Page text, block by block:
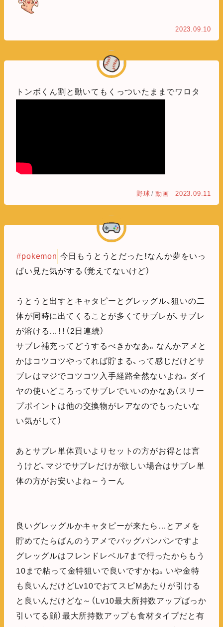
2023.09.10
トンボくん割と動いてもくっついたままでワロタ
野球 / 動画 2023.09.11
#pokemon 今日もうとうとだった！なんか夢をいっ
ぱい見た気がする（覚えてないけど）
うとうと出すとキャタピーとグレッグル、狙いの二
体が同時に出てくることが多くてサブレが、サブレ
が溶ける…！！（2日連続）
サブレ補充ってどうするべきかなあ。なんかアメと
かはコツコツやってれば貯まる、って感じだけどサ
ブレはマジでコツコツ入手経路全然ないよね。ダイ
ヤの使いどころってサブレでいいのかなあ（スリー
プポイントは他の交換物がレアなのでもったいな
い気がして）
あとサブレ単体買いよりセットの方がお得とは言
うけど、マジでサブレだけが欲しい場合はサブレ単
体の方がお安いよね～うーん
良いグレッグルかキャタピーが来たら…とアメを
貯めてたらばんのうアメでバッグパンパンですよ
グレッグルはフレンドレベル7まで行ったからもう
10まで粘って金特狙いで良いですかね。いや金特
も良いんだけどLv10でおてスピMあたりが引ける
と良いんだけどな～（Lv10最大所持数アップばっか
引いてる顔）最大所持数アップも食材タイプだと有